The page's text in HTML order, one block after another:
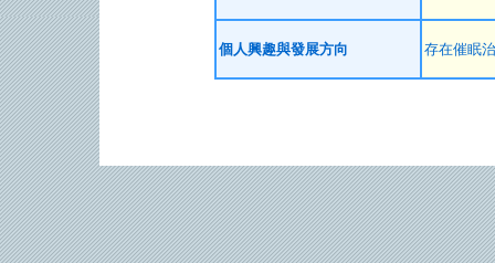
個人興趣與發展方向 存在催眠